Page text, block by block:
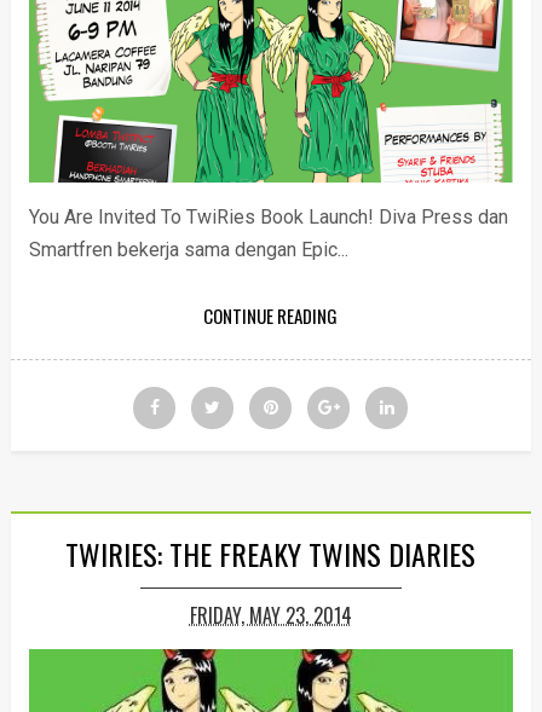
You Are Invited To TwiRies Book Launch! Diva Press dan
Smartfren bekerja sama dengan Epic...
CONTINUE READING
TWIRIES: THE FREAKY TWINS DIARIES
FRIDAY, MAY 23, 2014